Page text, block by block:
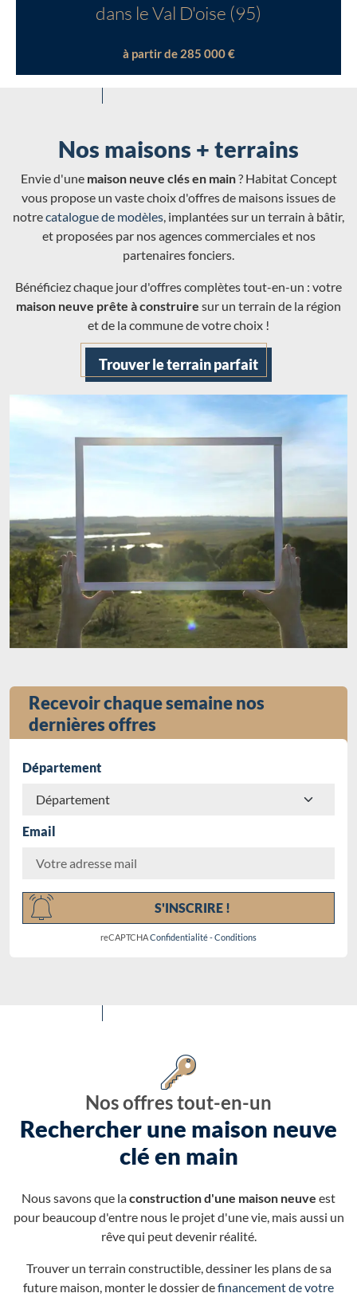
dans le Val D'oise (95)
à partir de 285 000 €
Nos maisons + terrains
Envie d'une maison neuve clés en main? Habitat Concept
vous propose un vaste choix d'offres de maisons issues de
notrecatalogue de modèles, implantées sur un terrain à bâtir,
et proposées par nos agences commerciales et nos
partenaires fonciers.
Bénéficiez chaque jour d'offres complètes tout-en-un : votre
maison neuve prête à construire sur un terrain de la région
et de la commune de votre choix !
Trouver le terrain parfait
Recevoir chaque semaine nos
dernières offres
Département
Email
S'INSCRIRE !
reCAPTCHAConfidentialité-Conditions
Nos offres tout-en-un
Rechercher une maison neuve
clé en main
Nous savons que laconstruction d'une maison neuve est
pour beaucoup d'entre nous le projet d'une vie, mais aussi un
rêve qui peut devenir réalité.
Trouver un terrain constructible, dessiner les plans de sa
future maison, monter le dossier definancement de votre